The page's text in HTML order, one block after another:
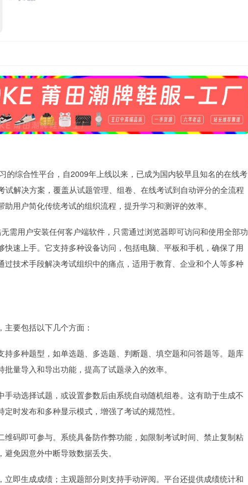
的综合性平台，自2009年上线以来，已成为国内较早且知名的在线考
解决方案，覆盖从试题管理、组卷、在线考试到自动评分的全流程
用户简化传统考试的组织流程，提升学习和测评的效率。
需用户安装任何客户端软件，只需通过浏览器即可访问和使用全部功
速上手。它支持多种设备访问，包括电脑、平板和手机，确保了用
技术手段解决考试组织中的痛点，适用于教育、企业和个人等多种
要包括以下几个方面：
持多种题型，如单选题、多选题、判断题、填空题和问答题等。题库
量导入和导出功能，提高了试题录入的效率。
手动选择试题，或设置参数后由系统自动随机组卷。这有助于生成不
时发布和多种显示模式，增强了考试的规范性。
维码即可参与。系统具备防作弊功能，如限制考试时间、禁止复制粘
免因意外中断导致数据丢失。
即生成成绩；主观题部分则支持手动评阅。平台还提供成绩统计和